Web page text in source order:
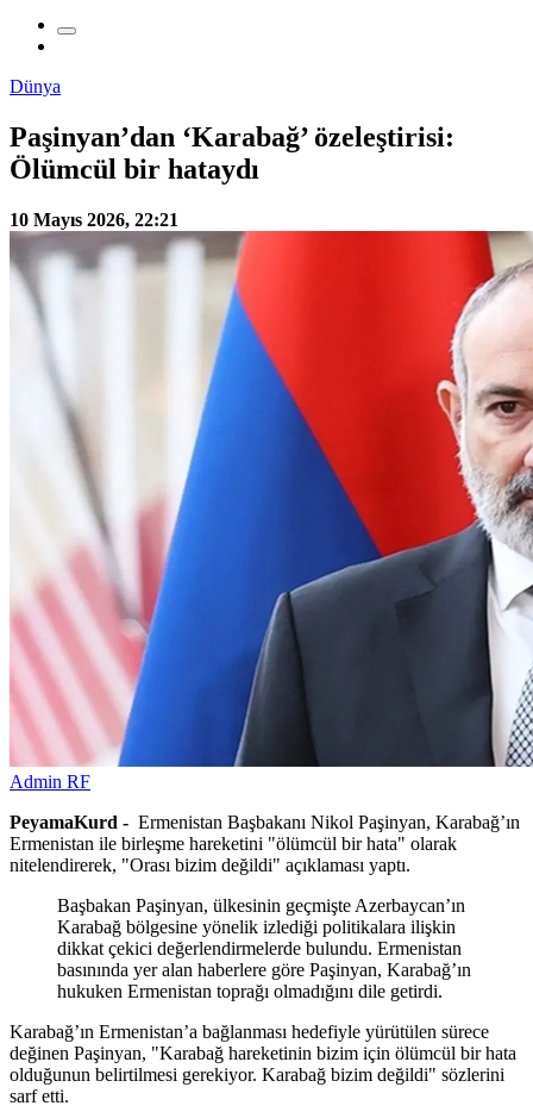
Dünya
Paşinyan’dan ‘Karabağ’ özeleştirisi:
Ölümcül bir hataydı
10 Mayıs 2026, 22:21
Admin RF
PeyamaKurd - Ermenistan Başbakanı Nikol Paşinyan, Karabağ’ın
Ermenistan ile birleşme hareketini "ölümcül bir hata" olarak
nitelendirerek, "Orası bizim değildi" açıklaması yaptı.
Başbakan Paşinyan, ülkesinin geçmişte Azerbaycan’ın
Karabağ bölgesine yönelik izlediği politikalara ilişkin
dikkat çekici değerlendirmelerde bulundu. Ermenistan
basınında yer alan haberlere göre Paşinyan, Karabağ’ın
hukuken Ermenistan toprağı olmadığını dile getirdi.
Karabağ’ın Ermenistan’a bağlanması hedefiyle yürütülen sürece
değinen Paşinyan, "Karabağ hareketinin bizim için ölümcül bir hata
olduğunun belirtilmesi gerekiyor. Karabağ bizim değildi" sözlerini
sarf etti.